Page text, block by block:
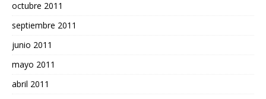
octubre 2011
septiembre 2011
junio 2011
mayo 2011
abril 2011